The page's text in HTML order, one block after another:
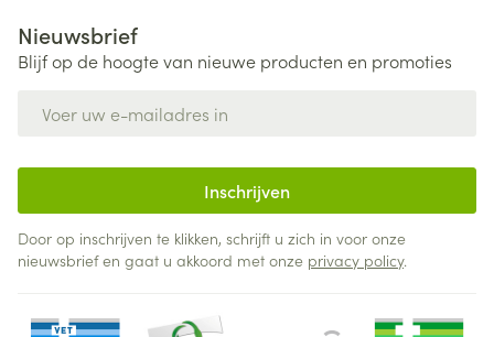
Nieuwsbrief
Blijf op de hoogte van nieuwe producten en promoties
Inschrijven
Door op inschrijven te klikken, schrijft u zich in voor onze
nieuwsbrief en gaat u akkoord met onze privacy policy.